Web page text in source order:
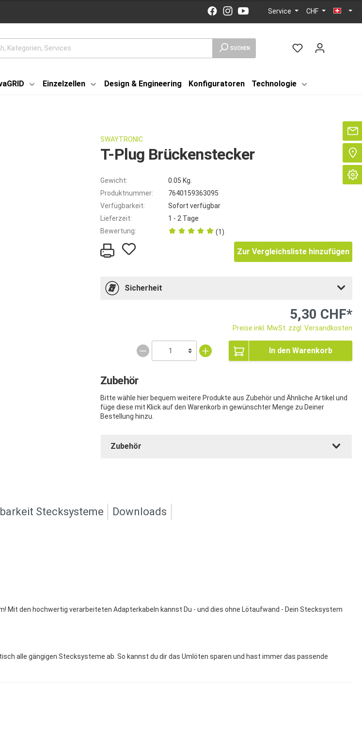
Service CHF
SUCHEN
Einzelzellen Design & Engineering Konfiguratoren Technologie
SWAYTRONIC
T-Plug Brückenstecker
Gewicht:
0.05 Kg.
Produktnummer:
7640159363095
Verfügbarkeit:
Sofort verfügbar
Lieferzeit:
1 - 2 Tage
Bewertung:
(1)
Zur Vergleichsliste hinzufügen
Sicherheit
5,30 CHF*
Preise inkl. MwSt. zzgl. Versandkosten
In den Warenkorb
Zubehör
Bitte wähle hier bequem weitere Produkte aus Zubehör und Ähnliche Artikel und
füge diese mit Klick auf den Warenkorb in gewünschter Menge zu Deiner
Bestellung hinzu.
Zubehör
Stecksysteme Downloads
Mit den hochwertig verarbeiteten Adapterkabeln kannst Du - und dies ohne Lötaufwand - Dein Stecksystem
alle gängigen Stecksysteme ab. So kannst du dir das Umlöten sparen und hast immer das passende